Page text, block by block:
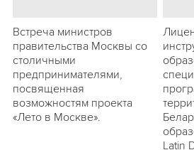
Встреча министров
правительства Москвы со
столичными
предпринимателями,
посвященная
возможностям проекта
«Лето в Москве».
Latin